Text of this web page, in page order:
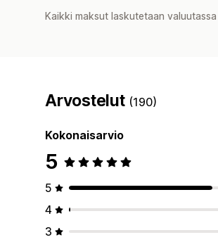
Kaikki maksut laskutetaan
Arvostelut (190)
Kokonaisarvio
5
5
4
3